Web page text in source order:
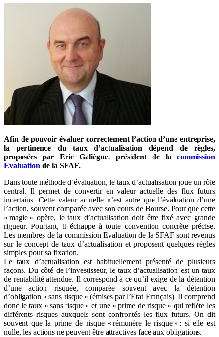
Afin de pouvoir évaluer correctement l’action d’une entreprise,
la pertinence du taux d’actualisation dépend de règles,
proposées par Eric Galiègue, président de la commission
Evaluation de la SFAF.
Dans toute méthode d’évaluation, le taux d’actualisation joue un rôle
central. Il permet de convertir en valeur actuelle des flux futurs
incertains. Cette valeur actuelle n’est autre que l’évaluation d’une
l’action, souvent comparée avec son cours de Bourse. Pour que cette
« magie » opère, le taux d’actualisation doit être fixé avec grande
rigueur. Pourtant, il échappe à toute convention concrète précise.
Les membres de la commission Evaluation de la SFAF sont revenus
sur le concept de taux d’actualisation et proposent quelques règles
simples pour sa fixation.
Le taux d’actualisation est habituellement présenté de plusieurs
façons. Du côté de l’investisseur, le taux d’actualisation est un taux
de rentabilité attendue. Il correspond à ce qu’il exige de la détention
d’une action risquée, comparée souvent avec la détention
d’obligation « sans risque » (émises par l’Etat Français). Il comprend
donc le taux « sans risque » et une « prime de risque » qui reflète les
différents risques auxquels sont confrontés les flux futurs. On dit
souvent que la prime de risque « rémunère le risque » : si elle est
nulle, les actions ne peuvent être attractives face aux obligations.